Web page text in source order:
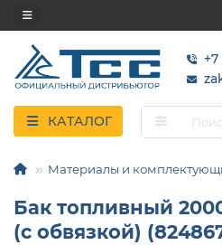
КАТАЛОГ
Материалы и
Бак топливный
(с обвязкой)